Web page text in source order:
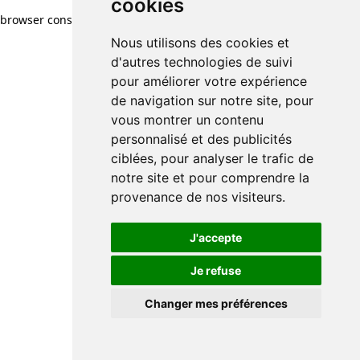
cookies
Nous utilisons des cookies et
d'autres technologies de suivi
pour améliorer votre expérience
de navigation sur notre site, pour
vous montrer un contenu
personnalisé et des publicités
ciblées, pour analyser le trafic de
notre site et pour comprendre la
provenance de nos visiteurs.
J'accepte
Je refuse
Changer mes préférences
cookies
Nous utilisons des cookies et
d'autres technologies de suivi
pour améliorer votre expérience
de navigation sur notre site, pour
vous montrer un contenu
personnalisé et des publicités
ciblées, pour analyser le trafic de
notre site et pour comprendre la
provenance de nos visiteurs.
J'accepte
Je refuse
Changer mes préférences
browser console for more information)